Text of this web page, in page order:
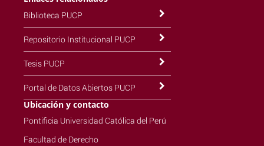
Biblioteca PUCP
Repositorio Institucional PUCP
Tesis PUCP
Portal de Datos Abiertos PUCP
Ubicación y contacto
Pontificia Universidad Católica del Perú
Facultad de Derecho